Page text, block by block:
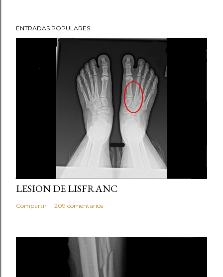
ENTRADAS POPULARES
LESION DE LISFRANC
Compartir 209 comentarios